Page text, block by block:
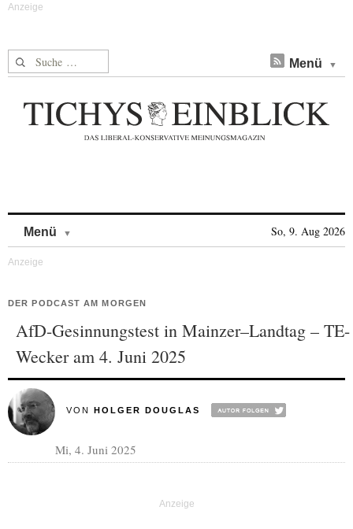
Suche nach: Menü
Menü So, 9. Aug 2026
DER PODCAST AM MORGEN
AfD-Gesinnungstest in Mainzer–Landtag – TE-
Wecker am 4. Juni 2025
VON HOLGER DOUGLAS
Mi, 4. Juni 2025